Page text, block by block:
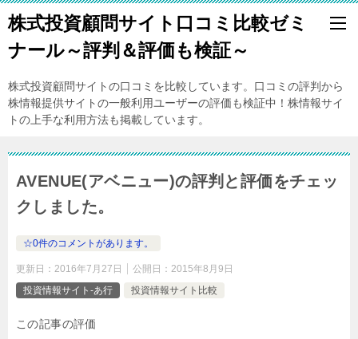
株式投資顧問サイト口コミ比較ゼミ
ナール～評判＆評価も検証～
株式投資顧問サイトの口コミを比較しています。口コミの評判から
株情報提供サイトの一般利用ユーザーの評価も検証中！株情報サイ
トの上手な利用方法も掲載しています。
AVENUE(アベニュー)の評判と評価をチェッ
クしました。
☆0件のコメントがあります。
更新日： 2016年7月27日 公開日： 2015年8月9日
投資情報サイト-あ行
投資情報サイト比較
この記事の評価